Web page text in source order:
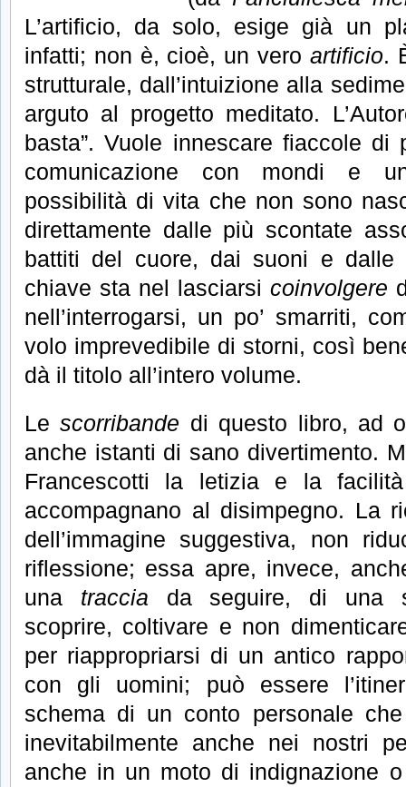
L’artificio, da solo, esige già un
infatti; non è, cioè, un vero artificio.
strutturale, dall’intuizione alla
arguto al progetto meditato.
basta”. Vuole innescare fiaccole di
comunicazione con mondi e
possibilità di vita che non sono
direttamente dalle più scontate
battiti del cuore, dai suoni e dalle
chiave sta nel lasciarsi coinvolgere
nell’interrogarsi, un po’ smarriti,
volo imprevedibile di storni, così
dà il titolo all’intero volume.
Lescorribande di questo libro, ad
anche istanti di sano divertimento.
Francescotti la letizia e la
accompagnano al disimpegno. La
dell’immagine suggestiva, non
riflessione; essa apre, invece,
una traccia da seguire, di una
scoprire, coltivare e non
per riappropriarsi di un antico
con gli uomini; può essere
schema di un conto personale
inevitabilmente anche nei nostri
anche in un moto di indignazione